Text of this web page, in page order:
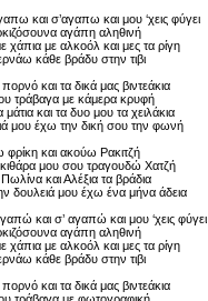
και σ’αγαπω και μου ‘χεις φύγει
αγάπη αληθινή
χάπια με αλκοόλ και μες τα ρίγη
κάθε βράδυ στην τιβι
και τα δικά μας βιντεάκια
τράβαγα με κάμερα κρυφή
μάτια και τα δυο μου τα χειλάκια
μου έχω την δική σου την φωνή
και ακούω Ρακιτζή
μου σου τραγουδώ Χατζή
και Αλέξια τα βράδια
δουλειά μου έχω ένα μήνα άδεια
και σ’ αγαπώ και μου ‘χεις φύγει
αγάπη αληθινή
χάπια με αλκοόλ και μες τα ρίγη
κάθε βράδυ στην τιβι
και τα δικά μας βιντεάκια